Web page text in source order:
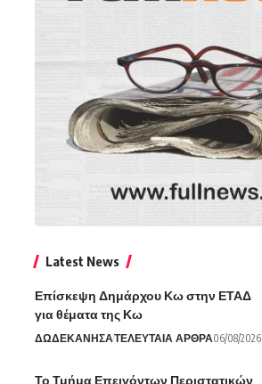
Latest News
Επίσκεψη Δημάρχου Κω στην ΕΤΑΔ
για θέματα της Κω
ΔΩΔΕΚΑΝΗΣΑΤΕΛΕΥΤΑΙΑ ΑΡΘΡΑ06/08/2026
Το Τμήμα Επειγόντων Περιστατικών